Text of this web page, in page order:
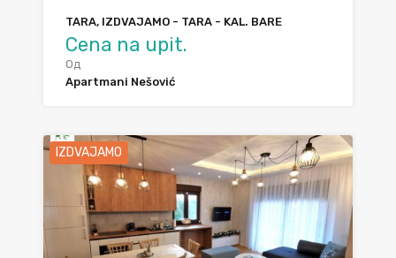
TARA, IZDVAJAMO - TARA - KAL. BARE
Cena na upit.
Од
Apartmani Nešović
IZDVAJAMO